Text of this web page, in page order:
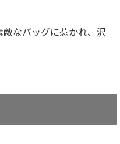
敵なバッグに惹かれ、沢